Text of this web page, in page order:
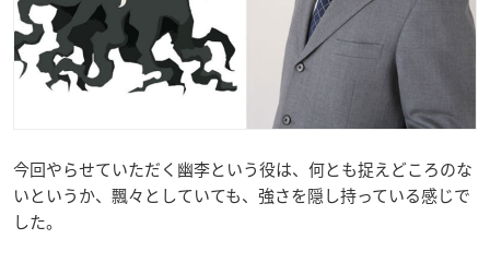
今回やらせていただく幽李という役は、何とも捉えどころのな
いというか、飄々としていても、強さを隠し持っている感じで
した。